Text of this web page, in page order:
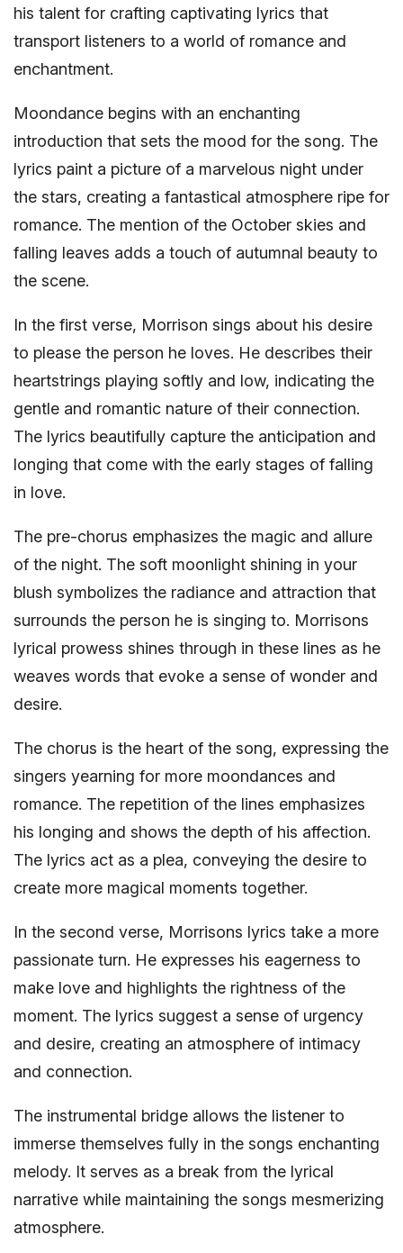
his talent for crafting captivating lyrics that
transport listeners to a world of romance and
enchantment.
Moondance begins with an enchanting
introduction that sets the mood for the song. The
lyrics paint a picture of a marvelous night under
the stars, creating a fantastical atmosphere ripe for
romance. The mention of the October skies and
falling leaves adds a touch of autumnal beauty to
the scene.
In the first verse, Morrison sings about his desire
to please the person he loves. He describes their
heartstrings playing softly and low, indicating the
gentle and romantic nature of their connection.
The lyrics beautifully capture the anticipation and
longing that come with the early stages of falling
in love.
The pre-chorus emphasizes the magic and allure
of the night. The soft moonlight shining in your
blush symbolizes the radiance and attraction that
surrounds the person he is singing to. Morrisons
lyrical prowess shines through in these lines as he
weaves words that evoke a sense of wonder and
desire.
The chorus is the heart of the song, expressing the
singers yearning for more moondances and
romance. The repetition of the lines emphasizes
his longing and shows the depth of his affection.
The lyrics act as a plea, conveying the desire to
create more magical moments together.
In the second verse, Morrisons lyrics take a more
passionate turn. He expresses his eagerness to
make love and highlights the rightness of the
moment. The lyrics suggest a sense of urgency
and desire, creating an atmosphere of intimacy
and connection.
The instrumental bridge allows the listener to
immerse themselves fully in the songs enchanting
melody. It serves as a break from the lyrical
narrative while maintaining the songs mesmerizing
atmosphere.